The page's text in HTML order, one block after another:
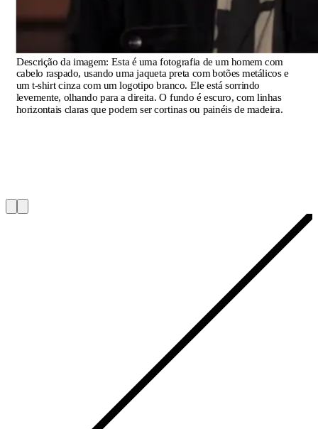
Descrição da imagem: Esta é uma fotografia de um homem com
cabelo raspado, usando uma jaqueta preta com botões metálicos e
um t-shirt cinza com um logotipo branco. Ele está sorrindo
levemente, olhando para a direita. O fundo é escuro, com linhas
horizontais claras que podem ser cortinas ou painéis de madeira.